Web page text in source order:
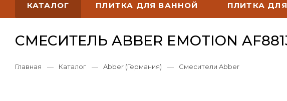
КАТАЛОГ ПЛИТКА ДЛЯ ВАННОЙ ПЛИТКА
СМЕСИТЕЛЬ ABBER EMOTION
Главная — Каталог — Abber (Германия) — Смесители Abber